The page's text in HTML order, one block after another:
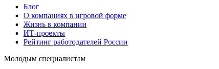
Блог
О компаниях в игровой форме
Жизнь в компании
ИТ-проекты
Рейтинг работодателей России
Молодым специалистам